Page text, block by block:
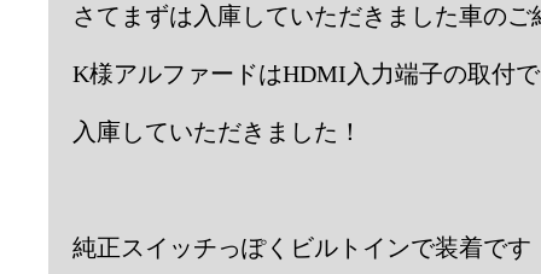
さてまずは入庫していただきました車のご
K様アルファードはHDMI入力端子の取付で
入庫していただきました！
純正スイッチっぽくビルトインで装着です